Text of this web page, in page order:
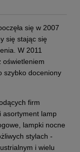
się w 2007
się stając się
W 2011
oświetleniem
szybko doceniony
firm
asortyment lamp
lampki nocne
stylach -
i wielu